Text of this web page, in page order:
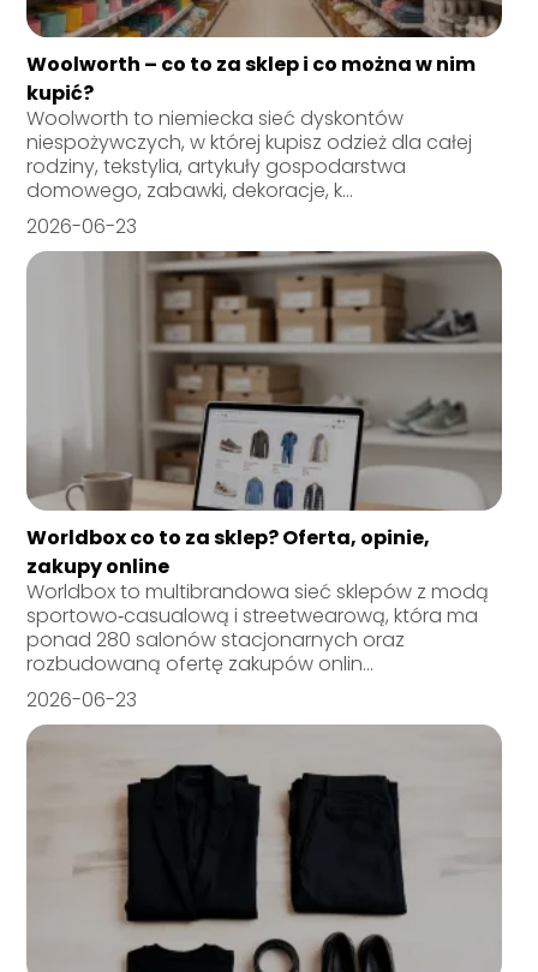
Woolworth – co to za sklep i co można w nim
kupić?
Woolworth to niemiecka sieć dyskontów
niespożywczych, w której kupisz odzież dla całej
rodziny, tekstylia, artykuły gospodarstwa
domowego, zabawki, dekoracje, k...
2026-06-23
Worldbox co to za sklep? Oferta, opinie,
zakupy online
Worldbox to multibrandowa sieć sklepów z modą
sportowo‑casualową i streetwearową, która ma
ponad 280 salonów stacjonarnych oraz
rozbudowaną ofertę zakupów onlin...
2026-06-23